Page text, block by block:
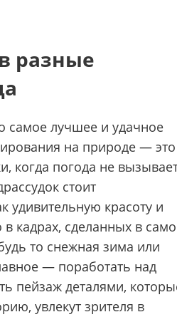
разные
самое лучшее и удачное
на природе — это
когда погода не
стоит
удивительную красоту и
кадрах, сделанных в
то снежная зима или
— поработать над
пейзаж деталями,
увлекут зрителя в